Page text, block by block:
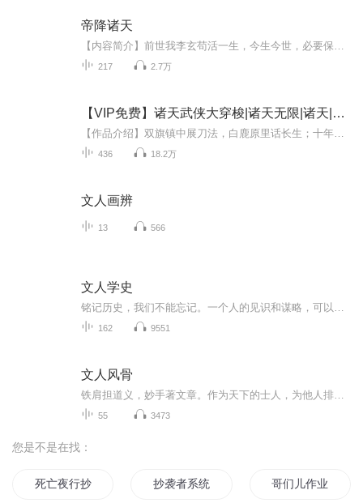
帝降诸天
217 2.7万
【VIP免费】诸天武侠大穿梭|诸天无限|诸天|AI专辑
436 18.2万
文人画辨
13 566
文人学史
162 9551
文人风骨
55 3473
您是不是在找：
死亡夜行抄 抄袭者系统 哥们儿作业借我